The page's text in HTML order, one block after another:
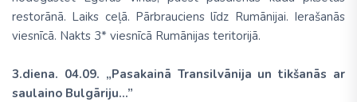
restorānā. Laiks ceļā. Pārbrauciens līdz Rumānijai. Ierašanās
viesnīcā. Nakts 3* viesnīcā Rumānijas teritorijā.
3.diena. 04.09. „Pasakainā Transilvānija un tikšanās ar
saulaino Bulgāriju...”